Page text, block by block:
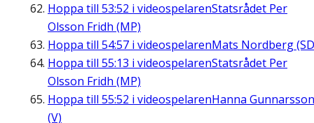
Hoppa till 53:52 i videospelarenStatsrådet Per
Olsson Fridh (MP)
Hoppa till 54:57 i videospelarenMats Nordberg
Hoppa till 55:13 i videospelarenStatsrådet Per
Olsson Fridh (MP)
Hoppa till 55:52 i videospelarenHanna Gunnarsson
(V)